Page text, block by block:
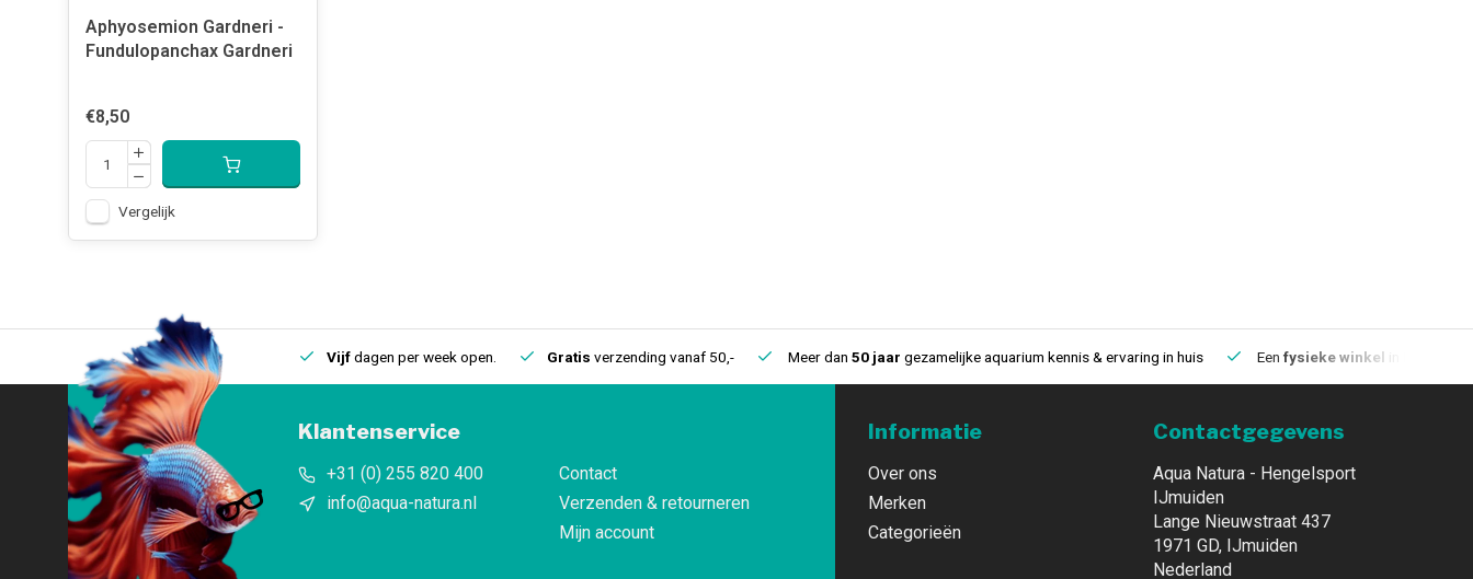
Aphyosemion Gardneri -
Fundulopanchax Gardneri
€8,50
Vergelijk
Eenfysieke winkelin IJmuiden Vijfdagen per week open. Gratis verzending vanaf 50,- Meer dan 50 jaar gezamelijke aquarium kennis & ervaring in huis Een fysieke winkel
Klantenservice
+31 (0) 255 820 400
info@aqua-natura.nl
Contact
Verzenden & retourneren
Mijn account
Informatie
Over ons
Merken
Categorieën
Contactgegevens
Aqua Natura - Hengelsport
IJmuiden
Lange Nieuwstraat 437
1971 GD, IJmuiden
Nederland